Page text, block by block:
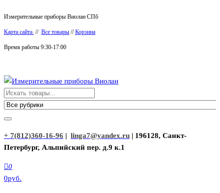
к
содержимому
Измерительные приборы Виолан СПб
Карта сайта // Все товары //Корзина
Время работы 9:30-17:00
Измерительные приборы Виолан
+ 7(812)360-16-96 | linga7@yandex.ru | 196128, Санкт-
Петербург, Альпийский пер. д.9 к.1
0
0руб.